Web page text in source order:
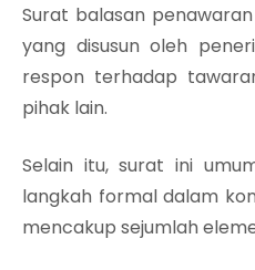
Surat balasan
yang disusun oleh
respon terhadap
pihak lain.
Selain itu, surat ini
langkah formal dalam
mencakup sejumlah